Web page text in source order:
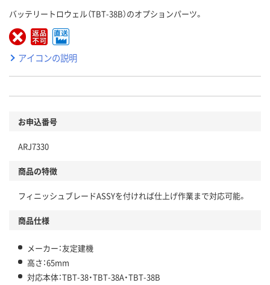
バッテリートロウェル（TBT-38B）のオプションパーツ。
アイコンの説明
お申込番号
ARJ7330
商品の特徴
フィニッシュブレードASSYを付ければ仕上げ作業まで対応可能。
商品仕様
メーカー：友定建機
高さ：65mm
対応本体：TBT-38・TBT-38A・TBT-38B